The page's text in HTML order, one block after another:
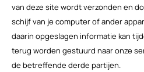
van deze site wordt verzonden en
schijf van je computer of ander
daarin opgeslagen informatie kan
terug worden gestuurd naar onze
de betreffende derde partijen.